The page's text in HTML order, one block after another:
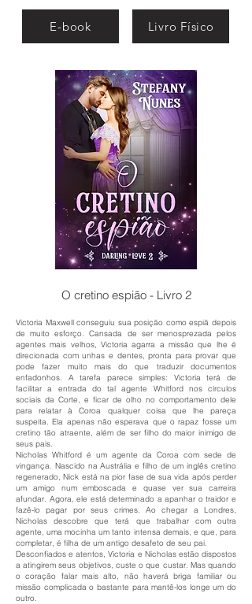
E-book Livro Físico
O cretino espião - Livro 2
Victoria Maxwell conseguiu sua posição como espiã depois
de muito esforço. Cansada de ser menosprezada pelos
agentes mais velhos, Victoria agarra a missão que lhe é
direcionada com unhas e dentes, pronta para provar que
pode fazer muito mais do que traduzir documentos
enfadonhos. A tarefa parece simples: Victoria terá de
facilitar a entrada do tal agente Whitford nos círculos
sociais da Corte, e ficar de olho no comportamento dele
para relatar à Coroa qualquer coisa que lhe pareça
suspeita. Ela apenas não esperava que o rapaz fosse um
cretino tão atraente, além de ser filho do maior inimigo de
seus pais.
Nicholas Whitford é um agente da Coroa com sede de
vingança. Nascido na Austrália e filho de um inglês cretino
regenerado, Nick está na pior fase de sua vida após perder
um amigo num emboscada e quase ver sua carreira
afundar. Agora, ele está determinado a apanhar o traidor e
fazê-lo pagar por seus crimes. Ao chegar a Londres,
Nicholas descobre que terá que trabalhar com outra
agente, uma mocinha um tanto intensa demais, e que, para
completar, é filha de um antigo desafeto de seu pai.
Desconfiados e atentos, Victoria e Nicholas estão dispostos
a atingirem seus objetivos, custe o que custar. Mas quando
o coração falar mais alto, não haverá briga familiar ou
missão complicada o bastante para mantê-los longe um do
outro.